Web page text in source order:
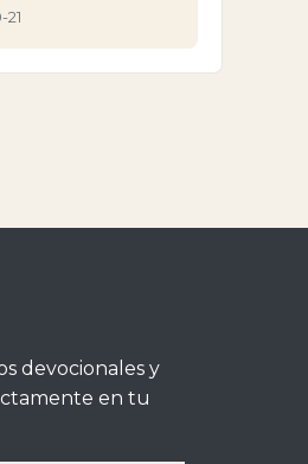
devocionales y
en tu